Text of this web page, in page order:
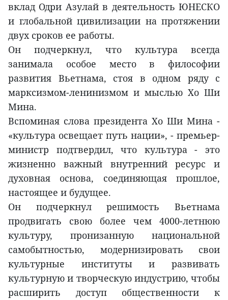
вклад Одри Азулай в деятельность ЮНЕСКО
и глобальной цивилизации на протяжении
двух сроков ее работы.
Он подчеркнул, что культура всегда
занимала особое место в философии
развития Вьетнама, стоя в одном ряду с
марксизмом-ленинизмом и мыслью Хо Ши
Мина.
Вспоминая слова президента Хо Ши Мина -
«культура освещает путь нации», - премьер-
министр подтвердил, что культура - это
жизненно важный внутренний ресурс и
духовная основа, соединяющая прошлое,
настоящее и будущее.
Он подчеркнул решимость Вьетнама
продвигать свою более чем 4000-летнюю
культуру, пронизанную национальной
самобытностью, модернизировать свои
культурные институты и развивать
культурную и творческую индустрию, чтобы
расширить доступ общественности к